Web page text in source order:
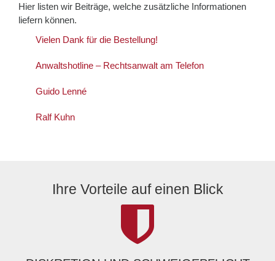
Hier listen wir Beiträge, welche zusätzliche Informationen
liefern können.
Vielen Dank für die Bestellung!
Anwaltshotline – Rechtsanwalt am Telefon
Guido Lenné
Ralf Kuhn
Ihre Vorteile auf einen Blick